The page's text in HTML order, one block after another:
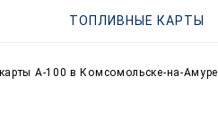
ТОПЛИВНЫЕ КАРТЫ
А-100 в Комсомольске-на-Амуре